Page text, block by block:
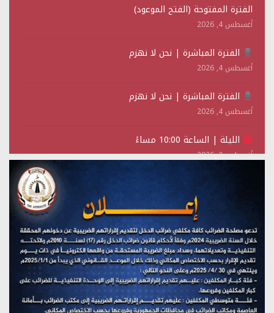
الفترة المفتوحة (الفتح الموعود)
أغسطس 4, 2026
الفترة المباشرة | نحن لا نهزم
أغسطس 4, 2026
الفترة المباشرة | نحن لا نهزم
أغسطس 4, 2026
الليلة | الساعة 10:00 مساءً
أغسطس 2, 2026
تستمعون لبرنامج (حدث في مثل هذا اليوم)
(نحن لا نهزم) بث مباشر
يوليو 28, 2026
تستمعون لبرنامج (هندسة الوهم)
يوليو 28, 2026